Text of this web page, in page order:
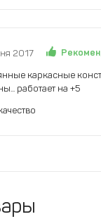
2017
каркасные
работает на +5